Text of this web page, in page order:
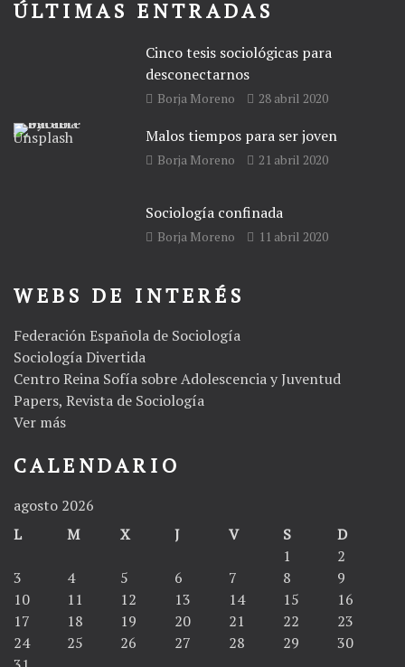
ÚLTIMAS ENTRADAS
Cinco tesis sociológicas para
desconectarnos
Borja Moreno 28 abril 2020
Malos tiempos para ser joven
Borja Moreno 21 abril 2020
Sociología confinada
Borja Moreno 11 abril 2020
WEBS DE INTERÉS
Federación Española de Sociología
Sociología Divertida
Centro Reina Sofía sobre Adolescencia y Juventud
Papers, Revista de Sociología
Ver más
CALENDARIO
agosto 2026
L
M X J V S
D
1
2
3
4 5 6 7 8
9
10
11 12 13 14 15
16
17
18 19 20 21 22
23
24
25 26 27 28 29
30